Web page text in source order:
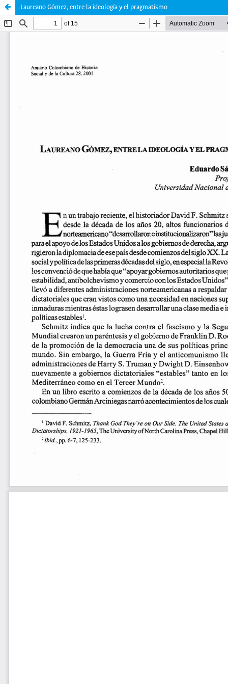
Laureano Gómez, entre la ideología y el pragmatismo